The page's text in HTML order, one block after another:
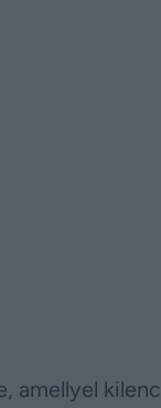
amellyel kilenc